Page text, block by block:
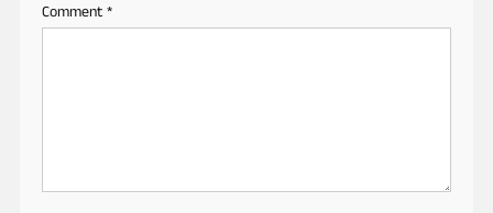
Comment*